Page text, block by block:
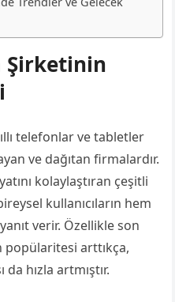
Şirketinin
telefonlar ve tabletler
ve dağıtan firmalardır.
kolaylaştıran çeşitli
kullanıcıların hem
verir. Özellikle son
popülaritesi arttıkça,
hızla artmıştır.